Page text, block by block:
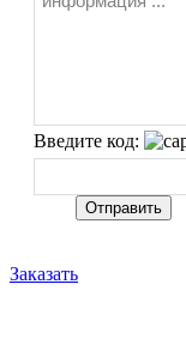
Введите код:
Заказать